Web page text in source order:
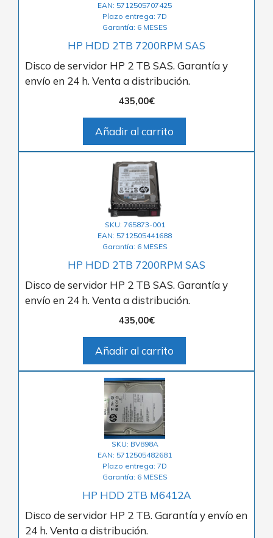
EAN: 5712505707425
Plazo entrega: 7D
Garantía: 6 MESES
HP HDD 2TB 7200RPM SAS
Disco de servidor HP 2 TB SAS. Garantía y
envío en 24 h. Venta a distribución.
435,00€
Añadir al carrito
SKU: 765873-001
EAN: 5712505441688
Garantía: 6 MESES
HP HDD 2TB 7200RPM SAS
Disco de servidor HP 2 TB SAS. Garantía y
envío en 24 h. Venta a distribución.
435,00€
Añadir al carrito
SKU: BV898A
EAN: 5712505482681
Plazo entrega: 7D
Garantía: 6 MESES
HP HDD 2TB M6412A
Disco de servidor HP 2 TB. Garantía y envío en
24 h. Venta a distribución.